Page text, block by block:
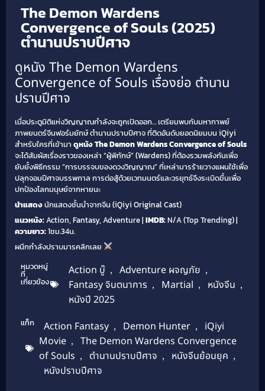
The Demon Wardens
Convergence of Souls (2025)
ตำนานปราบปีศาจ
ดูหนัง The Demon Wardens
Convergence of Souls เรื่องย่อ ตำนาน
ปราบปีศาจ
เมื่อประตูมิติแห่งวิญญาณกำลังจะถูกเปิดออก… เตรียมพบกับมหากาพย์
ภาพยนตร์จีนฟอร์มยักษ์ ตำนานปราบปีศาจ ที่ติดอันดับยอดนิยมบน iQiyi
สำหรับใครที่เข้ามา ดูหนัง The Demon Wardens Convergence of Souls
จะได้สัมผัสเรื่องราวของเหล่า “ผู้พิทักษ์” (Wardens) ที่ต้องรวมพลังกันเพื่อ
ยับยั้งพิธีกรรม “การบรรจบของดวงวิญญาณ” ที่เหล่ามารร้ายวางแผนใช้เพื่อ
ปลุกจอมปีศาจบรรพกาล การต่อสู้ด้วยเวทมนตร์และวรยุทธ์จึงระเบิดขึ้นเพื่อ
ปกป้องโลกมนุษย์จากหายนะ
นำแสดงนักแสดงชั้นนำจากจีน (iQiyi Original Cast)
แนวหนัง:Action, Fantasy, Adventure | IMDB:N/A (Top Trending) |
ความยาว:1ชม.34น.
ผนึกกำลังปราบมารคลิกเลย
หมวดหมู่
ที่
เกี่ยวข้อง
Action บู๊ , Adventure ผจญภัย ,
Fantasy จินตนาการ , Martial , หนังจีน ,
หนังปี 2025
แท็ก Action Fantasy , Demon Hunter ,
iQiyi
Movie ,
The Demon Wardens Convergence
of Souls , ตำนานปราบปีศาจ , หนังจีนย้อนยุค ,
หนังปราบปีศาจ